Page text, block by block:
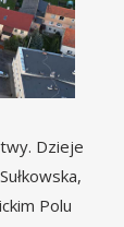
Dzieje
Polu